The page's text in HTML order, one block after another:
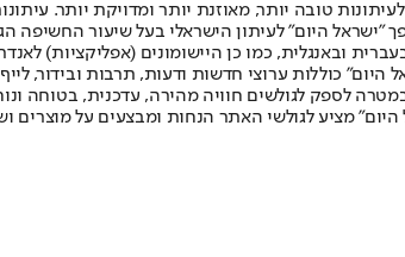
טובה יותר, מאוזנת יותר ומדויקת יותר.
המהדורה המודפסת הראשונה פורסמה ב-30 ביולי 2007, וב-2010 הפך "ישראל
כוללות ערוצי חדשות ודעות, תרבות ובידור,
במטרה לספק לגולשים חוויה מהירה, עדכנית,
מציע לגולשי האתר הנחות ומבצעים על מוצרים